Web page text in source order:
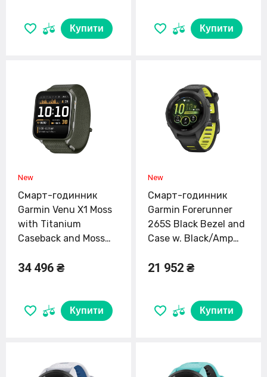
Купити Купити
Смарт-годинник
Garmin Venu X1 Moss
with Titanium
Caseback and Moss
Band (010-02980-03)
34 496 ₴
Купити
Смарт-годинник
Garmin Forerunner
265S Black Bezel and
Case w. Black/Amp
02810-03/13)
21 952 ₴
Купити